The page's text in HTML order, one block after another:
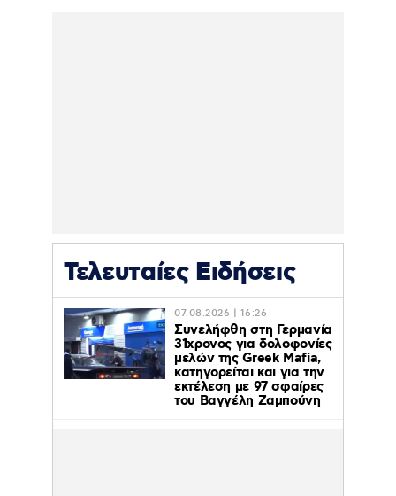
Τελευταίες Ειδήσεις
07.08.2026 | 16:26
Συνελήφθη στη Γερμανία
31χρονος για δολοφονίες
μελών της Greek Mafia,
κατηγορείται και για την
εκτέλεση με 97 σφαίρες
του Βαγγέλη Ζαμπούνη